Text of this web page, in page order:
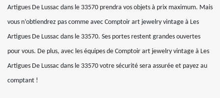
Artigues De Lussac dans le 33570 prendra vos objets à prix maximum. Mais
vous n’obtiendrez pas comme avec Comptoir art jewelry vintage à Les
Artigues De Lussac dans le 33570. Ses portes restent grandes ouvertes
pour vous. De plus, avec les équipes de Comptoir art jewelry vintage à Les
Artigues De Lussac dans le 33570 votre sécurité sera assurée et payez au
comptant !